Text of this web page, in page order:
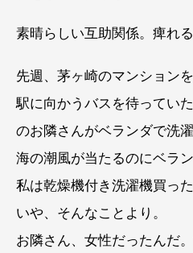
素晴らしい互助関係。痺れ
先週、茅ヶ崎のマンション
駅に向かうバスを待ってい
のお隣さんがベランダで洗
海の潮風が当たるのにベラ
私は乾燥機付き洗濯機買った
いや、そんなことより。
お隣さん、女性だったんだ